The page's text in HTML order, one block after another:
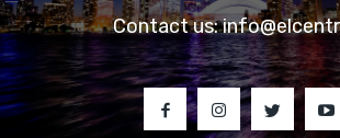
Contact us: